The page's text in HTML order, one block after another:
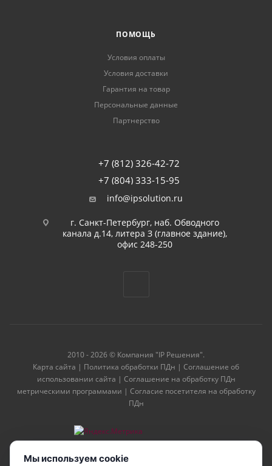
ПОМОЩЬ
Условия оплаты
Условия доставки
Гарантия на товар
Персональные данные
Партнерство
+7 (812) 326-42-72
+7 (804) 333-15-95
info@ipsolution.ru
г. Санкт-Петербург, наб. Обводного
канала д.14, литера З (главное здание),
офис 248-250
2010 - 2026 © Компания "IP Решения".
Карта сайта | Политика обработки ПДн | Соглашение об
использовании сайта | Соглашение на обработку ПДн
метрическими программами | Согласие посетителя на обработку
ПДн
Мы используем cookie